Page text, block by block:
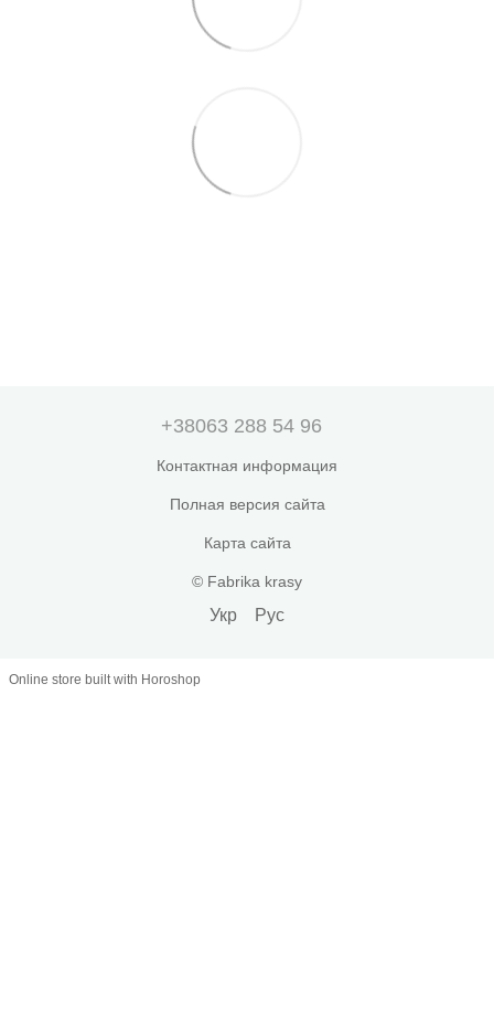
+38063 288 54 96
Контактная информация
Полная версия сайта
Карта сайта
© Fabrika krasy
Укр Рус
Online store built with Horoshop